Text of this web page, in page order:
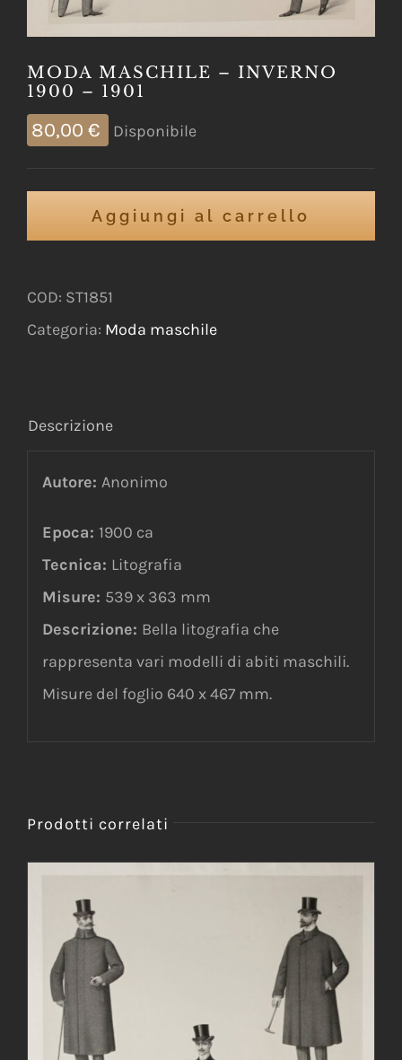
MODA MASCHILE – INVERNO
1900 – 1901
80,00 € Disponibile
Aggiungi al carrello
COD: ST1851
Categoria: Moda maschile
Descrizione
Autore: Anonimo
Epoca: 1900 ca
Tecnica: Litografia
Misure: 539 x 363 mm
Descrizione: Bella litografia che
rappresenta vari modelli di abiti maschili.
Misure del foglio 640 x 467 mm.
Prodotti correlati